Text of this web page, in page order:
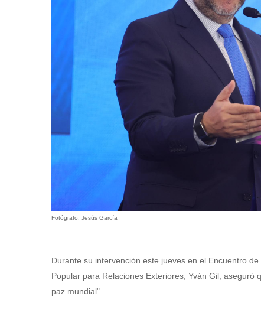
Fotógrafo: Jesús García
‎‎Durante su intervención este jueves en el Encuentro
Popular para Relaciones Exteriores, Yván Gil,
paz mundial".